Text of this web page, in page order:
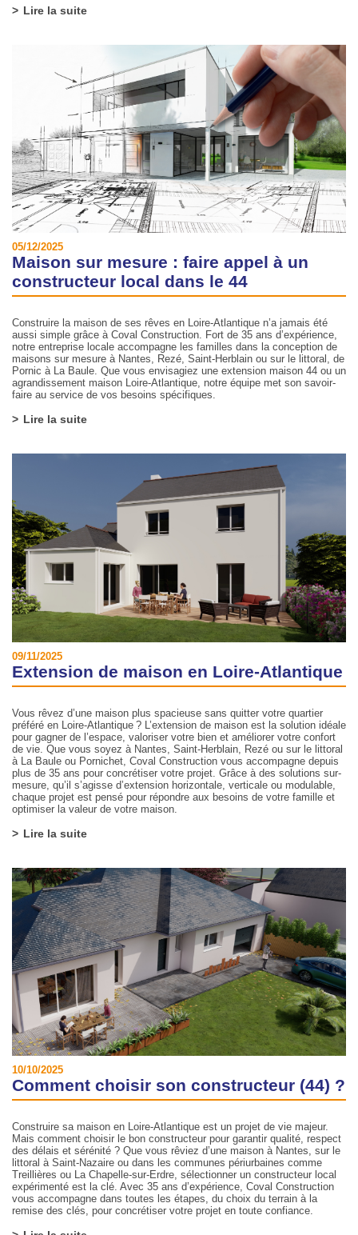
Lire la suite
05/12/2025
Maison sur mesure : faire appel à un
constructeur local dans le 44
Construire la maison de ses rêves en Loire-Atlantique n’a jamais été
aussi simple grâce à Coval Construction. Fort de 35 ans d’expérience,
notre entreprise locale accompagne les familles dans la conception de
maisons sur mesure à Nantes, Rezé, Saint-Herblain ou sur le littoral, de
Pornic à La Baule. Que vous envisagiez une extension maison 44 ou un
agrandissement maison Loire-Atlantique, notre équipe met son savoir-
faire au service de vos besoins spécifiques.
Lire la suite
09/11/2025
Extension de maison en Loire-Atlantique
Vous rêvez d’une maison plus spacieuse sans quitter votre quartier
préféré en Loire-Atlantique ? L’extension de maison est la solution idéale
pour gagner de l’espace, valoriser votre bien et améliorer votre confort
de vie. Que vous soyez à Nantes, Saint-Herblain, Rezé ou sur le littoral
à La Baule ou Pornichet, Coval Construction vous accompagne depuis
plus de 35 ans pour concrétiser votre projet. Grâce à des solutions sur-
mesure, qu’il s’agisse d’extension horizontale, verticale ou modulable,
chaque projet est pensé pour répondre aux besoins de votre famille et
optimiser la valeur de votre maison.
Lire la suite
10/10/2025
Comment choisir son constructeur (44) ?
Construire sa maison en Loire-Atlantique est un projet de vie majeur.
Mais comment choisir le bon constructeur pour garantir qualité, respect
des délais et sérénité ? Que vous rêviez d’une maison à Nantes, sur le
littoral à Saint-Nazaire ou dans les communes périurbaines comme
Treillières ou La Chapelle-sur-Erdre, sélectionner un constructeur local
expérimenté est la clé. Avec 35 ans d’expérience, Coval Construction
vous accompagne dans toutes les étapes, du choix du terrain à la
remise des clés, pour concrétiser votre projet en toute confiance.